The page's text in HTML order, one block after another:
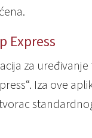
Express
za
Iza ove